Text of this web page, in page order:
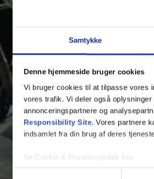
Samtykke
Denne hjemmeside bruger cookies
Vi bruger cookies til at tilpasse vores
vores trafik. Vi deler også
annonceringspartnere og
Responsibility Site. Vores partnere
indsamlet fra din brug af deres
Se Cookie & Privatlivspolitik her